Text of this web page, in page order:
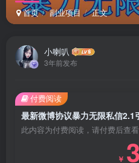
首页 副业项目 正文
小喇叭
3年前发布
此内容为付费阅读，请付费后查看
￥
付费阅读